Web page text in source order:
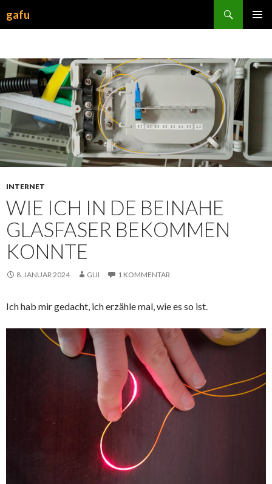
gafu
INTERNET
WIE ICH IN DE BEINAHE
GLASFASER BEKOMMEN
KONNTE
8. JANUAR 2024 GUI 1 KOMMENTAR
Ich hab mir gedacht, ich erzähle mal, wie es so ist.